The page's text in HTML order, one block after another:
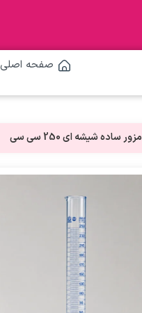
صفحه اصلی
مزور ساده شیشه ای 250 سی سی